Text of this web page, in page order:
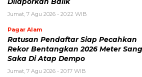
Dilaporkan Balik
Jumat, 7 Agu 2026 - 20:22 WIB
Pagar Alam
Ratusan Pendaftar Siap Pecahkan
Rekor Bentangkan 2026 Meter Sang
Saka Di Atap Dempo
Jumat, 7 Agu 2026 - 20:17 WIB